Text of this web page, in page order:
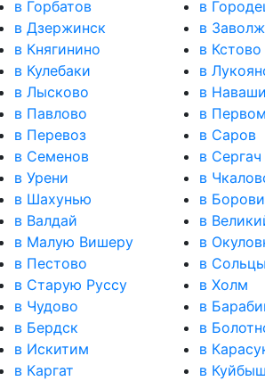
в Горбатов
в
в Дзержинск
в
в Княгинино
в Кстово
в Кулебаки
в
в Лысково
в
в Павлово
в
в Перевоз
в Саров
в Семенов
в Сергач
в Урени
в
в Шахунью
в
в Валдай
в
в Малую Вишеру
в
в Пестово
в Сольцы
в Старую Руссу
в Холм
в Чудово
в
в Бердск
в
в Искитим
в
в Каргат
в